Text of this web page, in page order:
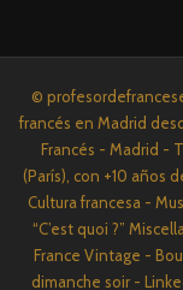
©
francés en Madrid
Francés - Madrid -
(París), con +10 años
Cultura francesa -
“C’est quoi ?”
France Vintage -
dimanche soir -